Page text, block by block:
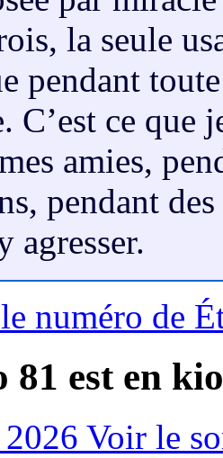
la seule
pendant
C’est ce que
amies,
pendant
agresser.
numéro de
81 est en
Voir le